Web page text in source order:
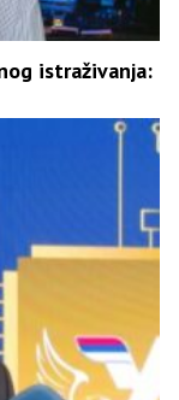
istraživanja: